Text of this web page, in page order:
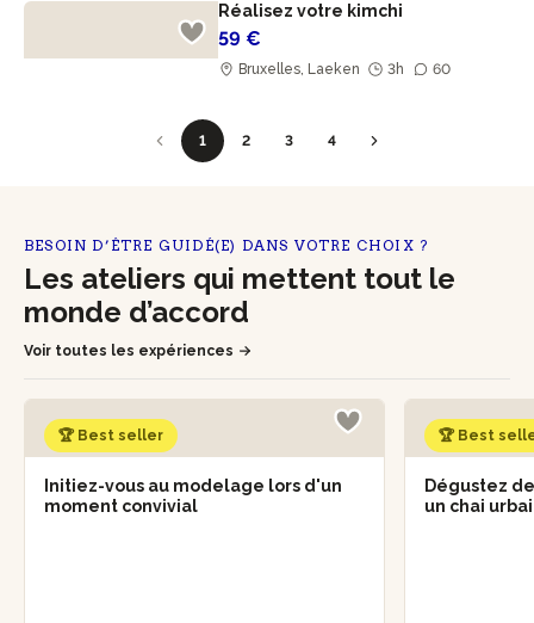
Réalisez votre kimchi
59 €
Bruxelles, Laeken 3h 60
1 2 3 4
BESOIN D’ÊTRE GUIDÉ(E) DANS VOTRE CHOIX ?
Les ateliers qui mettent tout le
monde d’accord
Voir toutes les expériences
🏆 Best seller
Initiez-vous au modelage lors d'un
moment convivial
🏆 Best
Dégustez
un chai